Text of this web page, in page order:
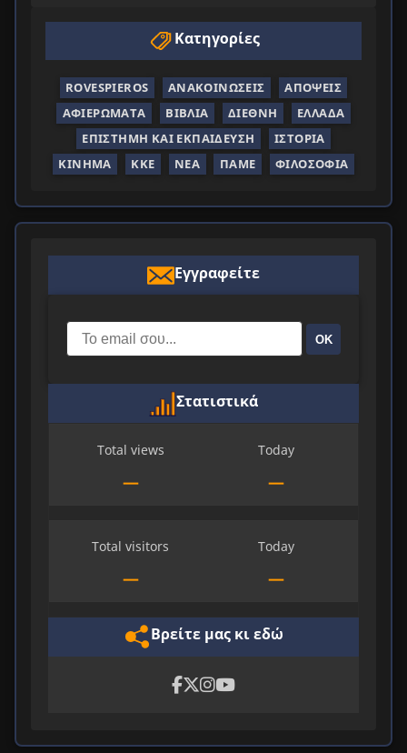
Κατηγορίες
ROVESPIEROS ΑΝΑΚΟΙΝΏΣΕΙΣ
ΑΠΌΨΕΙΣ
ΑΦΙΕΡΏΜΑΤΑ
ΒΙΒΛΊΑ ΔΙΕΘΝΉ
ΕΛΛΆΔΑ
ΕΠΙΣΤΉΜΗ ΚΑΙ ΕΚΠΑΊΔΕΥΣΗ
ΙΣΤΟΡΊΑ
ΚΊΝΗΜΑ
ΚΚΕ ΝΈΑ ΠΑΜΕ ΦΙΛΟΣΟΦΊΑ
Εγγραφείτε
ΟΚ
Στατιστικά
Total views
—
Today
—
Total visitors
—
Today
—
Βρείτε μας κι εδώ